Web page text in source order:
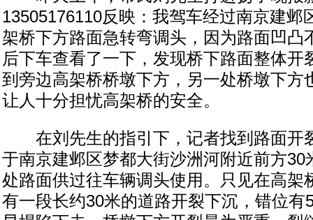
13505176110反映：我驾车经过南京建邺
架桥下方路面急转弯调头，因为路面凹凸
后下车查看了一下，发现桥下路面整体开
到旁边高架桥桥墩下方，另一处桥墩下方
让人十分担忧高架桥的安全。
在刘先生的指引下，记者找到路面开
于南京建邺区梦都大街沙洲河附近前方30
处路面供过往车辆调头使用。只见在高架
有一段长约30米的道路开裂下沉，错位有